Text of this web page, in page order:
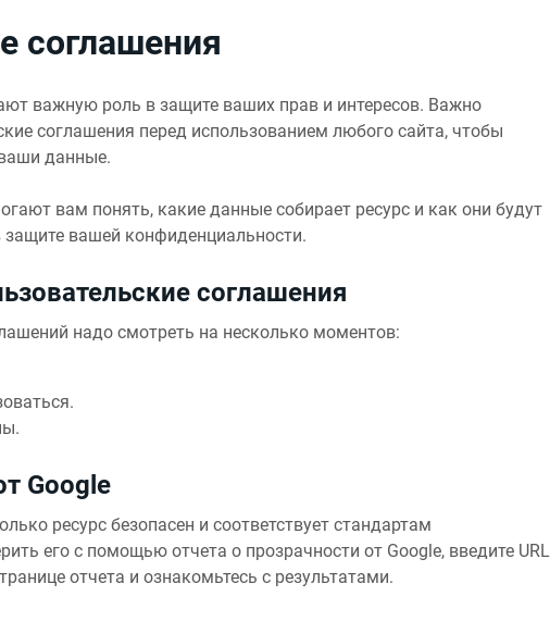
соглашения
важную роль в защите ваших прав и интересов. Важно
соглашения перед использованием любого сайта, чтобы
данные.
вам понять, какие данные собирает ресурс и как они будут
вашей конфиденциальности.
соглашения
надо смотреть на несколько моментов:
Google
ресурс безопасен и соответствует стандартам
его с помощью отчета о прозрачности от Google, введите URL
отчета и ознакомьтесь с результатами.